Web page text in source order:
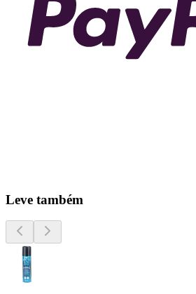
Leve também